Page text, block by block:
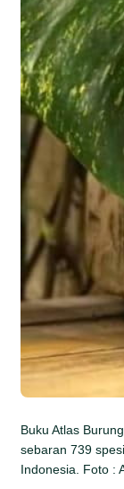
Buku Atlas
sebaran 739
Indonesia. Foto :